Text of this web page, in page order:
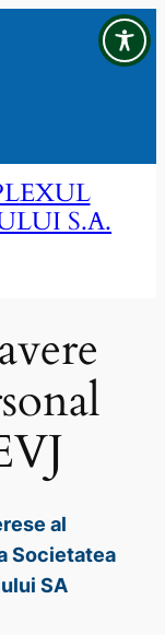
S.A.
al
Societatea
SA